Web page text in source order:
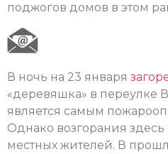
поджогов домов в этом
В ночь на 23 января
«деревяшка» в переулке
является самым
Однако возгорания
местных жителей. В